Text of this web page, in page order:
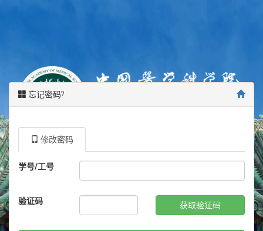
忘记密码?
修改密码
学号/工号
验证码 获取验证码